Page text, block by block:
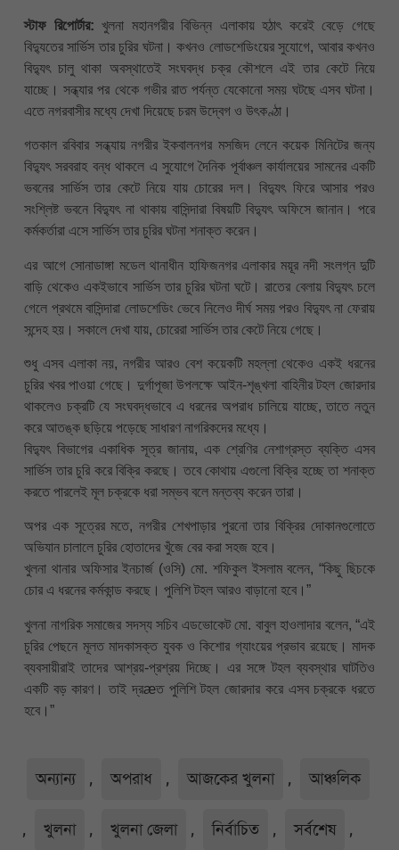
স্টাফ রিপোর্টার: খুলনা মহানগরীর বিভিন্ন এলাকায় হঠাৎ করেই বেড়ে গেছে
বিদ্যুতের সার্ভিস তার চুরির ঘটনা। কখনও লোডশেডিংয়ের সুযোগে, আবার কখনও
বিদ্যুৎ চালু থাকা অবস্থাতেই সংঘবদ্ধ চক্র কৌশলে এই তার কেটে নিয়ে
যাচ্ছে। সন্ধ্যার পর থেকে গভীর রাত পর্যন্ত যেকোনো সময় ঘটছে এসব ঘটনা।
এতে নগরবাসীর মধ্যে দেখা দিয়েছে চরম উদ্বেগ ও উৎকণ্ঠা।
গতকাল রবিবার সন্ধ্যায় নগরীর ইকবালনগর মসজিদ লেনে কয়েক মিনিটের জন্য
বিদ্যুৎ সরবরাহ বন্ধ থাকলে এ সুযোগে দৈনিক পূর্বাঞ্চল কার্যালয়ের সামনের একটি
ভবনের সার্ভিস তার কেটে নিয়ে যায় চোরের দল। বিদ্যুৎ ফিরে আসার পরও
সংশ্লিষ্ট ভবনে বিদ্যুৎ না থাকায় বাসিন্দারা বিষয়টি বিদ্যুৎ অফিসে জানান। পরে
কর্মকর্তারা এসে সার্ভিস তার চুরির ঘটনা শনাক্ত করেন।
এর আগে সোনাডাঙ্গা মডেল থানাধীন হাফিজনগর এলাকার ময়ূর নদী সংলগ্ন দুটি
বাড়ি থেকেও একইভাবে সার্ভিস তার চুরির ঘটনা ঘটে। রাতের বেলায় বিদ্যুৎ চলে
গেলে প্রথমে বাসিন্দারা লোডশেডিং ভেবে নিলেও দীর্ঘ সময় পরও বিদ্যুৎ না ফেরায়
সন্দেহ হয়। সকালে দেখা যায়, চোরেরা সার্ভিস তার কেটে নিয়ে গেছে।
শুধু এসব এলাকা নয়, নগরীর আরও বেশ কয়েকটি মহল্লা থেকেও একই ধরনের
চুরির খবর পাওয়া গেছে। দুর্গাপূজা উপলক্ষে আইন-শৃঙ্খলা বাহিনীর টহল জোরদার
থাকলেও চক্রটি যে সংঘবদ্ধভাবে এ ধরনের অপরাধ চালিয়ে যাচ্ছে, তাতে নতুন
করে আতঙ্ক ছড়িয়ে পড়েছে সাধারণ নাগরিকদের মধ্যে।
বিদ্যুৎ বিভাগের একাধিক সূত্র জানায়, এক শ্রেণির নেশাগ্রস্ত ব্যক্তি এসব
সার্ভিস তার চুরি করে বিক্রি করছে। তবে কোথায় এগুলো বিক্রি হচ্ছে তা শনাক্ত
করতে পারলেই মূল চক্রকে ধরা সম্ভব বলে মন্তব্য করেন তারা।
অপর এক সূত্রের মতে, নগরীর শেখপাড়ার পুরনো তার বিক্রির দোকানগুলোতে
অভিযান চালালে চুরির হোতাদের খুঁজে বের করা সহজ হবে।
খুলনা থানার অফিসার ইনচার্জ (ওসি) মো. শফিকুল ইসলাম বলেন, “কিছু ছিচকে
চোর এ ধরনের কর্মকান্ড করছে। পুলিশি টহল আরও বাড়ানো হবে।”
খুলনা নাগরিক সমাজের সদস্য সচিব এডভোকেট মো. বাবুল হাওলাদার বলেন, “এই
চুরির পেছনে মূলত মাদকাসক্ত যুবক ও কিশোর গ্যাংয়ের প্রভাব রয়েছে। মাদক
ব্যবসায়ীরাই তাদের আশ্রয়-প্রশ্রয় দিচ্ছে। এর সঙ্গে টহল ব্যবস্থার ঘাটতিও
একটি বড় কারণ। তাই দ্রæত পুলিশি টহল জোরদার করে এসব চক্রকে ধরতে
হবে।”
অন্যান্য , অপরাধ , আজকের খুলনা , আঞ্চলিক
, খুলনা , খুলনা জেলা , নির্বাচিত , সর্বশেষ ,